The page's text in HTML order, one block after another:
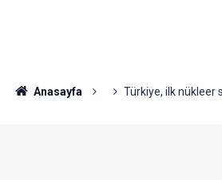
Anasayfa Türkiye, ilk nükleer